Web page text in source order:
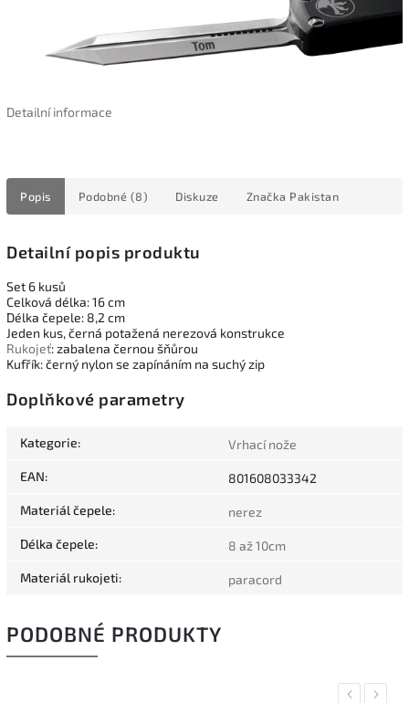
Detailní informace
Popis Podobné (8) Diskuze Značka Pakistan
Detailní popis produktu
Set 6 kusů
Celková délka: 16 cm
Délka čepele: 8,2 cm
Jeden kus, černá potažená nerezová konstrukce
Rukojeť: zabalena černou šňůrou
Kufřík: černý nylon se zapínáním na suchý zip
Doplňkové parametry
Kategorie: Vrhací nože
EAN: 801608033342
Materiál čepele: nerez
Délka čepele: 8 až 10cm
Materiál rukojeti: paracord
PODOBNÉ PRODUKTY
Previous
Next